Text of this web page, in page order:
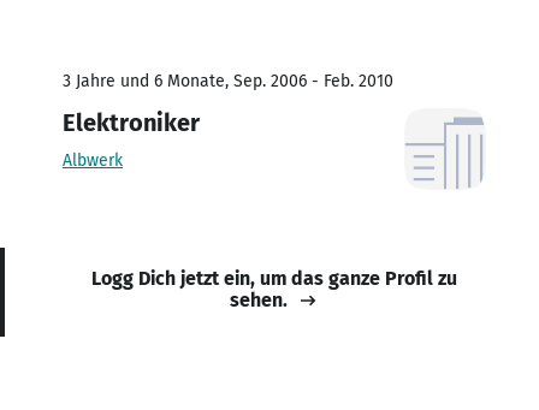
3 Jahre und 6 Monate, Sep. 2006 - Feb. 2010
Elektroniker
Albwerk
Logg Dich jetzt ein, um das ganze Profil zu
sehen.